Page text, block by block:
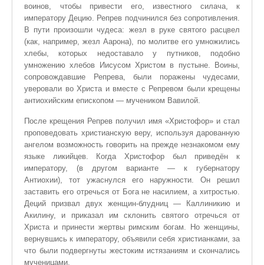
воинов, чтобы привести его, известного силача, к
императору Децию. Репрев подчинился без сопротивления.
В пути произошли чудеса: жезл в руке святого расцвел
(как, например, жезл Аарона), по молитве его умножились
хлебы, которых недоставало у путников, подобно
умножению хлебов Иисусом Христом в пустыне. Воины,
сопровождавшие Репрева, были поражены чудесами,
уверовали во Христа и вместе с Репревом были крещены
антиохийским епископом — мучеником Вавилой.
После крещения Репрев получил имя «Христофор» и стал
проповедовать христианскую веру, используя дарованную
ангелом возможность говорить на прежде незнакомом ему
языке ликийцев. Когда Христофор был приведён к
императору, (в другом варианте — к губернатору
Антиохии), тот ужаснулся его наружности. Он решил
заставить его отречься от Бога не насилием, а хитростью.
Деций призвал двух женщин-блудниц — Каллиникию и
Акилину, и приказал им склонить святого отречься от
Христа и принести жертвы римским богам. Но женщины,
вернувшись к императору, объявили себя христианками, за
что были подвергнуты жестоким истязаниям и скончались
мученицами.